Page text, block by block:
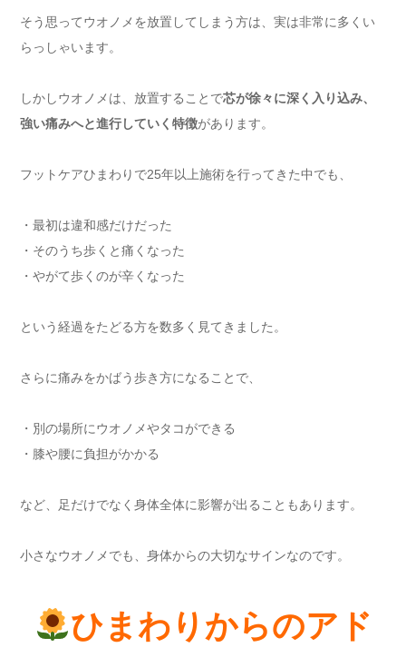
そう思ってウオノメを放置してしまう方は、実は非常に多くい
らっしゃいます。
しかしウオノメは、放置することで芯が徐々に深く入り込み、
強い痛みへと進行していく特徴があります。
フットケアひまわりで25年以上施術を行ってきた中でも、
・最初は違和感だけだった
・そのうち歩くと痛くなった
・やがて歩くのが辛くなった
という経過をたどる方を数多く見てきました。
さらに痛みをかばう歩き方になることで、
・別の場所にウオノメやタコができる
・膝や腰に負担がかかる
など、足だけでなく身体全体に影響が出ることもあります。
小さなウオノメでも、身体からの大切なサインなのです。
ひまわりからのアド